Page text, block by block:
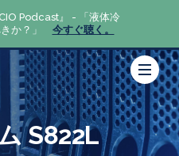
Podcast』 - 「液体冷
か？」
今すぐ聴く。
S822L